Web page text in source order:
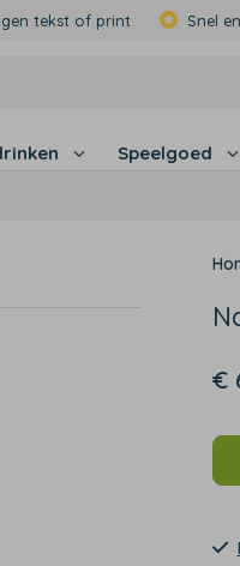
tekst of print Snel
Speelgoed
€